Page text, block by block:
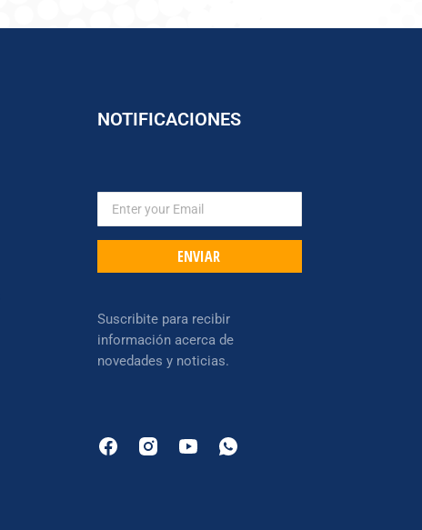
NOTIFICACIONES
ENVIAR
Suscribite para recibir
información acerca de
novedades y noticias.